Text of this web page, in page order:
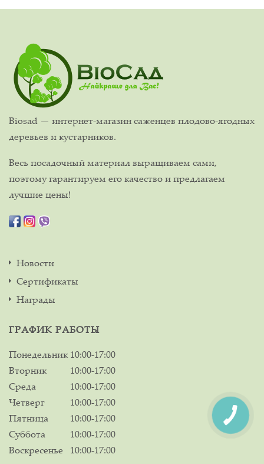
Biosad — интернет-магазин саженцев плодово-ягодных
деревьев и кустарников.
Весь посадочный материал выращиваем сами,
поэтому гарантируем его качество и предлагаем
лучшие цены!
Новости
Сертификаты
Награды
ГРАФИК РАБОТЫ
Понедельник 10:00-17:00
Вторник
10:00-17:00
Среда
10:00-17:00
Четверг
10:00-17:00
Пятница
10:00-17:00
Суббота
10:00-17:00
Воскресенье
10:00-17:00